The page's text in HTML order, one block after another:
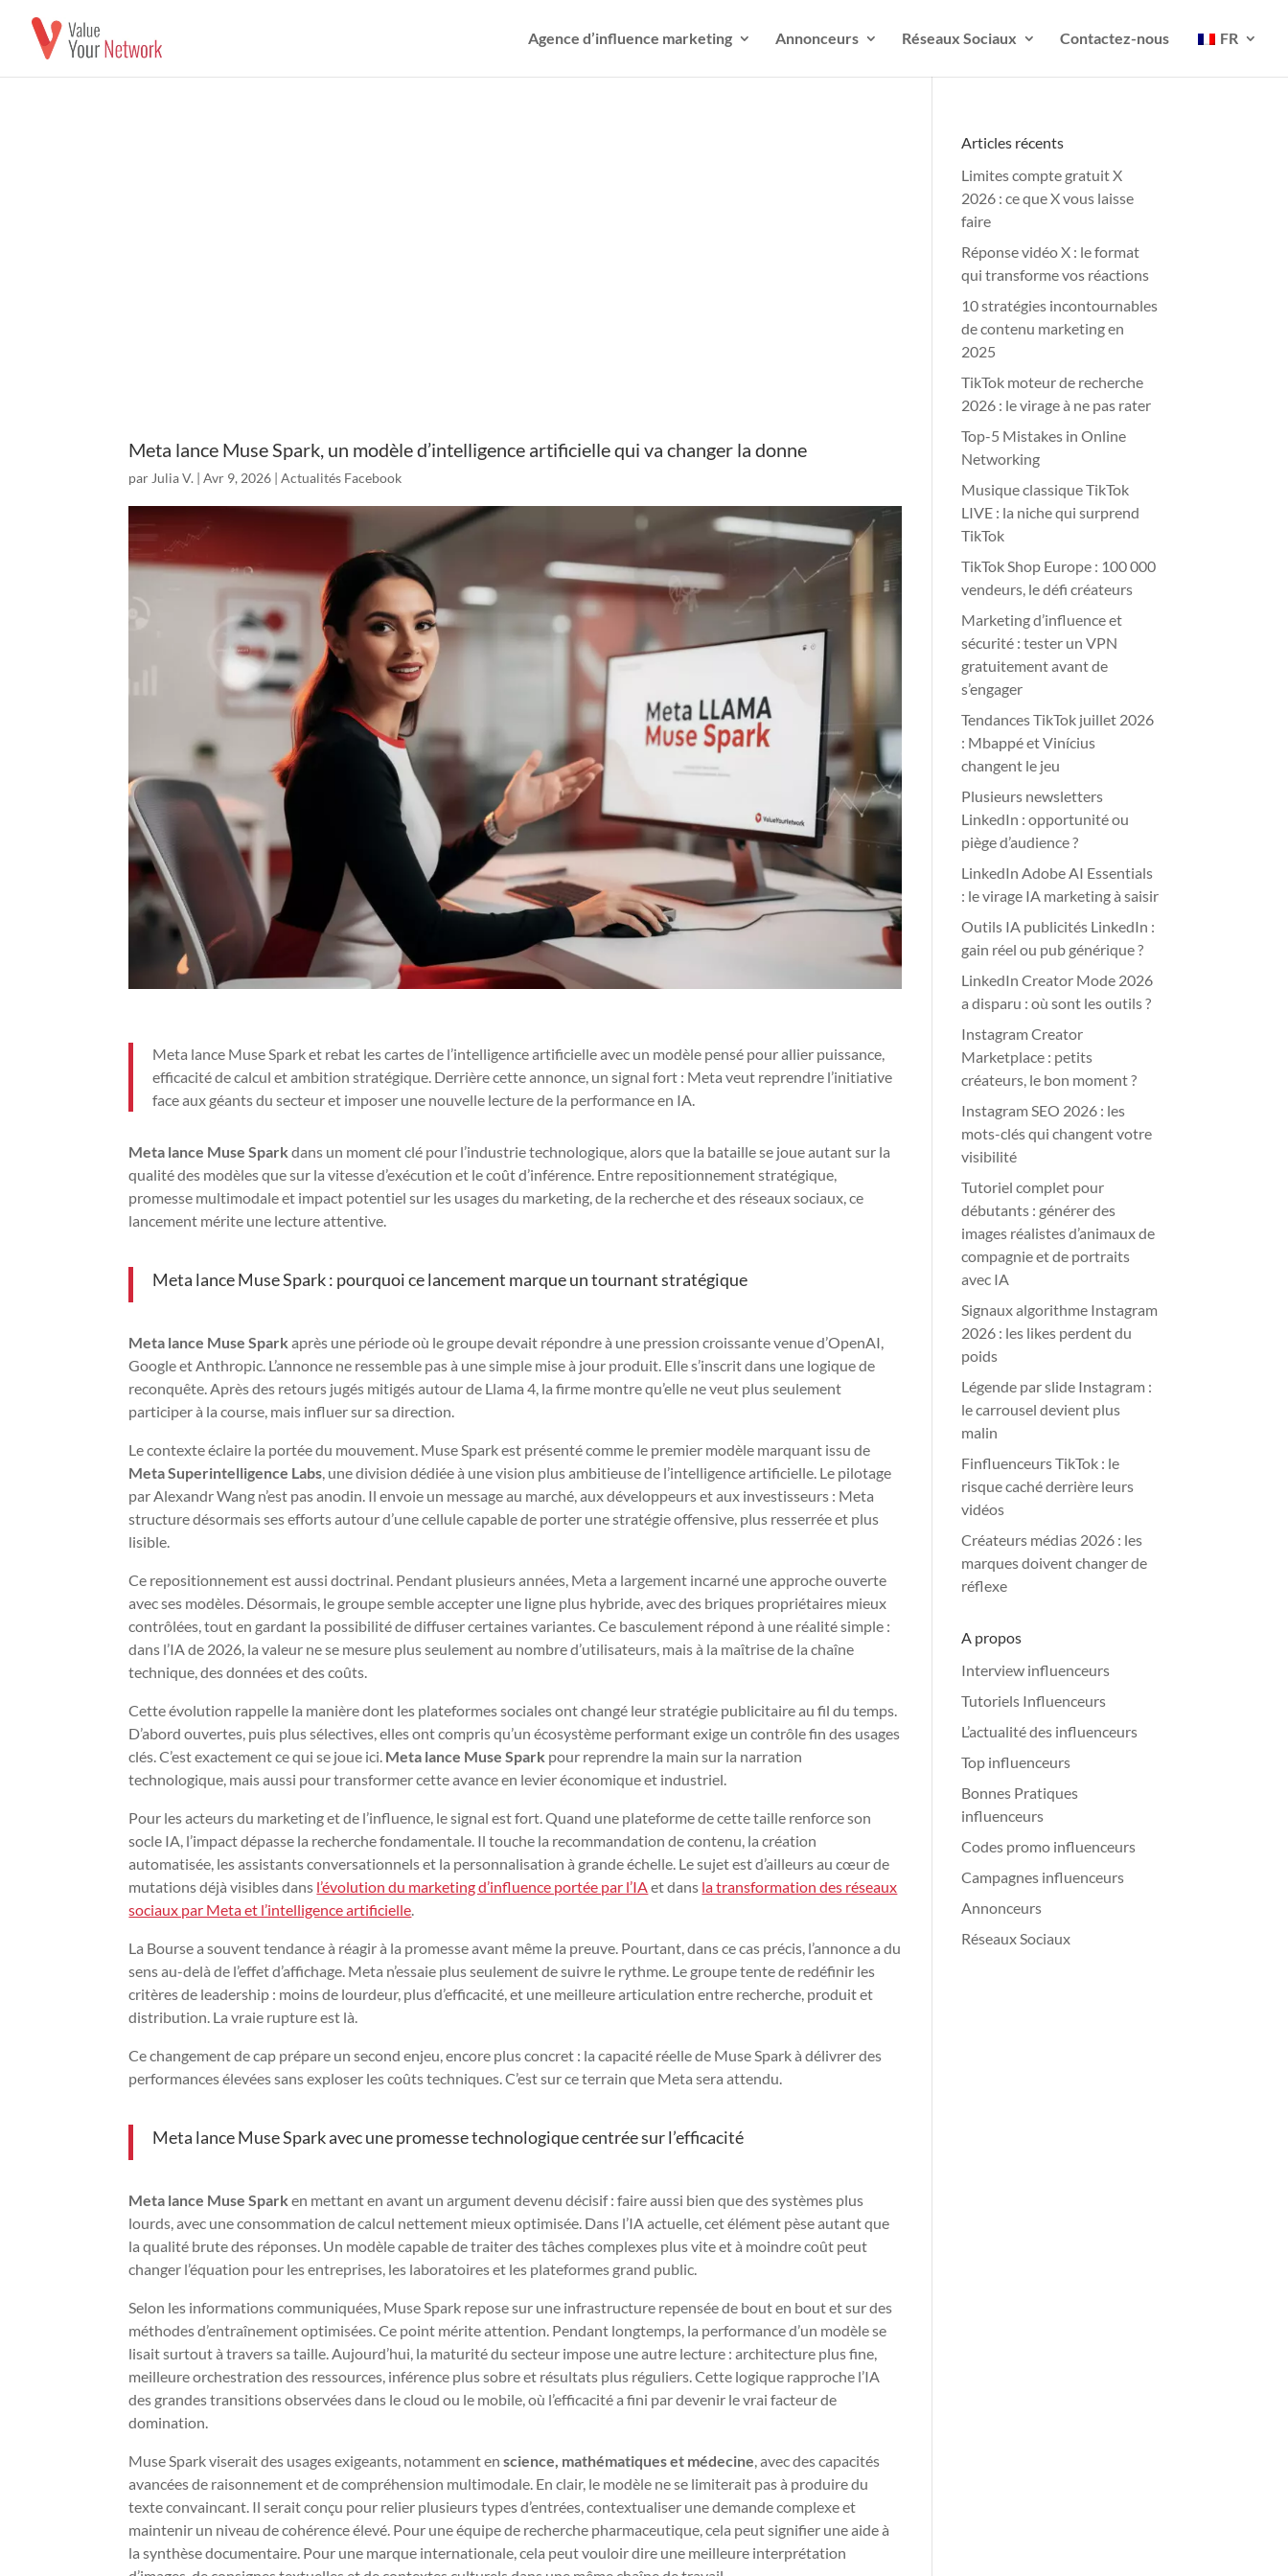
Agence d’influence marketing Annonceurs Réseaux Sociaux Contactez-nous FR
Meta lance Muse Spark, un modèle d’intelligence artificielle qui va changer la donne
par Julia V. |Avr 9, 2026 |Actualités Facebook
Meta lance Muse Spark et rebat les cartes de l’intelligence artificielle avec un modèle pensé pour allier puissance,
efficacité de calcul et ambition stratégique. Derrière cette annonce, un signal fort : Meta veut reprendre l’initiative
face aux géants du secteur et imposer une nouvelle lecture de la performance en IA.
Meta lance Muse Spark dans un moment clé pour l’industrie technologique, alors que la bataille se joue autant sur la
qualité des modèles que sur la vitesse d’exécution et le coût d’inférence. Entre repositionnement stratégique,
promesse multimodale et impact potentiel sur les usages du marketing, de la recherche et des réseaux sociaux, ce
lancement mérite une lecture attentive.
Meta lance Muse Spark : pourquoi ce lancement marque un tournant stratégique
Meta lance Muse Spark après une période où le groupe devait répondre à une pression croissante venue d’OpenAI,
Google et Anthropic. L’annonce ne ressemble pas à une simple mise à jour produit. Elle s’inscrit dans une logique de
reconquête. Après des retours jugés mitigés autour de Llama 4, la firme montre qu’elle ne veut plus seulement
participer à la course, mais influer sur sa direction.
Le contexte éclaire la portée du mouvement. Muse Spark est présenté comme le premier modèle marquant issu de
Meta Superintelligence Labs, une division dédiée à une vision plus ambitieuse de l’intelligence artificielle. Le pilotage
par Alexandr Wang n’est pas anodin. Il envoie un message au marché, aux développeurs et aux investisseurs : Meta
structure désormais ses efforts autour d’une cellule capable de porter une stratégie offensive, plus resserrée et plus
lisible.
Ce repositionnement est aussi doctrinal. Pendant plusieurs années, Meta a largement incarné une approche ouverte
avec ses modèles. Désormais, le groupe semble accepter une ligne plus hybride, avec des briques propriétaires mieux
contrôlées, tout en gardant la possibilité de diffuser certaines variantes. Ce basculement répond à une réalité simple :
dans l’IA de 2026, la valeur ne se mesure plus seulement au nombre d’utilisateurs, mais à la maîtrise de la chaîne
technique, des données et des coûts.
Cette évolution rappelle la manière dont les plateformes sociales ont changé leur stratégie publicitaire au fil du temps.
D’abord ouvertes, puis plus sélectives, elles ont compris qu’un écosystème performant exige un contrôle fin des usages
clés. C’est exactement ce qui se joue ici. Meta lance Muse Spark pour reprendre la main sur la narration
technologique, mais aussi pour transformer cette avance en levier économique et industriel.
Pour les acteurs du marketing et de l’influence, le signal est fort. Quand une plateforme de cette taille renforce son
socle IA, l’impact dépasse la recherche fondamentale. Il touche la recommandation de contenu, la création
automatisée, les assistants conversationnels et la personnalisation à grande échelle. Le sujet est d’ailleurs au cœur de
mutations déjà visibles dans l’évolution du marketing d’influence portée par l’IAet dans la transformation des réseaux
sociaux par Meta et l’intelligence artificielle.
La Bourse a souvent tendance à réagir à la promesse avant même la preuve. Pourtant, dans ce cas précis, l’annonce a du
sens au-delà de l’effet d’affichage. Meta n’essaie plus seulement de suivre le rythme. Le groupe tente de redéfinir les
critères de leadership : moins de lourdeur, plus d’efficacité, et une meilleure articulation entre recherche, produit et
distribution. La vraie rupture est là.
Ce changement de cap prépare un second enjeu, encore plus concret : la capacité réelle de Muse Spark à délivrer des
performances élevées sans exploser les coûts techniques. C’est sur ce terrain que Meta sera attendu.
Meta lance Muse Spark avec une promesse technologique centrée sur l’efficacité
Meta lance Muse Spark en mettant en avant un argument devenu décisif : faire aussi bien que des systèmes plus
lourds, avec une consommation de calcul nettement mieux optimisée. Dans l’IA actuelle, cet élément pèse autant que
la qualité brute des réponses. Un modèle capable de traiter des tâches complexes plus vite et à moindre coût peut
changer l’équation pour les entreprises, les laboratoires et les plateformes grand public.
Selon les informations communiquées, Muse Spark repose sur une infrastructure repensée de bout en bout et sur des
méthodes d’entraînement optimisées. Ce point mérite attention. Pendant longtemps, la performance d’un modèle se
lisait surtout à travers sa taille. Aujourd’hui, la maturité du secteur impose une autre lecture : architecture plus fine,
meilleure orchestration des ressources, inférence plus sobre et résultats plus réguliers. Cette logique rapproche l’IA
des grandes transitions observées dans le cloud ou le mobile, où l’efficacité a fini par devenir le vrai facteur de
domination.
Muse Spark viserait des usages exigeants, notamment enscience, mathématiques et médecine, avec des capacités
avancées de raisonnement et de compréhension multimodale. En clair, le modèle ne se limiterait pas à produire du
texte convaincant. Il serait conçu pour relier plusieurs types d’entrées, contextualiser une demande complexe et
maintenir un niveau de cohérence élevé. Pour une équipe de recherche pharmaceutique, cela peut signifier une aide à
la synthèse documentaire. Pour une marque internationale, cela peut vouloir dire une meilleure interprétation
Articles récents
Limites compte gratuit X
2026 : ce que X vous laisse
faire
Réponse vidéo X : le format
qui transforme vos réactions
10 stratégies incontournables
de contenu marketing en
2025
TikTok moteur de recherche
2026 : le virage à ne pas rater
Top-5 Mistakes in Online
Networking
Musique classique TikTok
LIVE : la niche qui surprend
TikTok
TikTok Shop Europe : 100 000
vendeurs, le défi créateurs
Marketing d’influence et
sécurité : tester un VPN
gratuitement avant de
s’engager
Tendances TikTok juillet 2026
: Mbappé et Vinícius
changent le jeu
Plusieurs newsletters
LinkedIn : opportunité ou
piège d’audience ?
LinkedIn Adobe AI Essentials
: le virage IA marketing à saisir
Outils IA publicités LinkedIn :
gain réel ou pub générique ?
LinkedIn Creator Mode 2026
a disparu : où sont les outils ?
Instagram Creator
Marketplace : petits
créateurs, le bon moment ?
Instagram SEO 2026 : les
mots-clés qui changent votre
visibilité
Tutoriel complet pour
débutants : générer des
images réalistes d’animaux de
compagnie et de portraits
avec IA
Signaux algorithme Instagram
2026 : les likes perdent du
poids
Légende par slide Instagram :
le carrousel devient plus
malin
Finfluenceurs TikTok : le
risque caché derrière leurs
vidéos
Créateurs médias 2026 : les
marques doivent changer de
réflexe
A propos
Interview influenceurs
Tutoriels Influenceurs
L’actualité des influenceurs
Top influenceurs
Bonnes Pratiques
influenceurs
Codes promo influenceurs
Campagnes influenceurs
Annonceurs
Réseaux Sociaux